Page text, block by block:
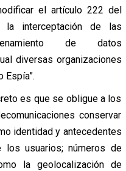
el artículo 222 del
la interceptación de las
de datos
diversas organizaciones
Espía”.
es que se obligue a los
conservar
identidad y antecedentes
los usuarios; números de
la geolocalización de